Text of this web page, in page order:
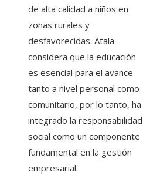
de alta calidad a niños en
zonas rurales y
desfavorecidas. Atala
considera que la educación
es esencial para el avance
tanto a nivel personal como
comunitario, por lo tanto, ha
integrado la responsabilidad
social como un componente
fundamental en la gestión
empresarial.